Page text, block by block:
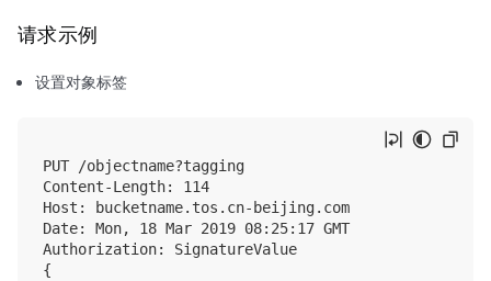
请求示例
设置对象标签
PUT /objectname?tagging
Content‐Length: 114
Host: bucketname.tos.cn-beijing.com
Date: Mon, 18 Mar 2019 08:25:17 GMT
Authorization: SignatureValue
{